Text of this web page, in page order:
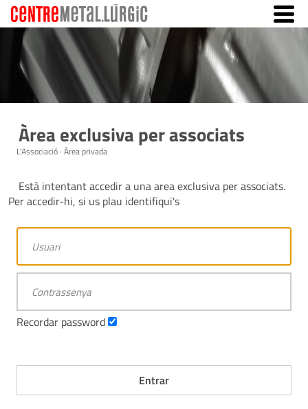
Àrea exclusiva per associats
L'Associació · Àrea privada
Està intentant accedir a una area exclusiva per associats.
Per accedir-hi, si us plau identifiqui's
Recordar password